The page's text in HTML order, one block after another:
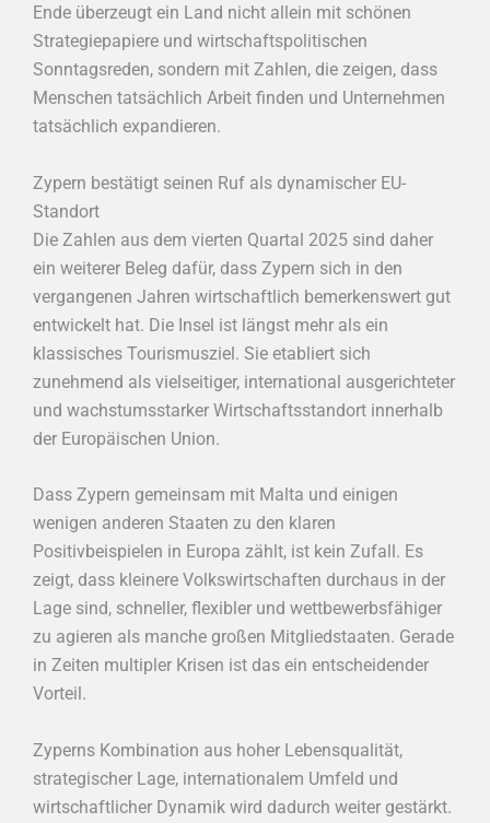
Ende überzeugt ein Land nicht allein mit schönen
Strategiepapiere und wirtschaftspolitischen
Sonntagsreden, sondern mit Zahlen, die zeigen, dass
Menschen tatsächlich Arbeit finden und Unternehmen
tatsächlich expandieren.
Zypern bestätigt seinen Ruf als dynamischer EU-
Standort
Die Zahlen aus dem vierten Quartal 2025 sind daher
ein weiterer Beleg dafür, dass Zypern sich in den
vergangenen Jahren wirtschaftlich bemerkenswert gut
entwickelt hat. Die Insel ist längst mehr als ein
klassisches Tourismusziel. Sie etabliert sich
zunehmend als vielseitiger, international ausgerichteter
und wachstumsstarker Wirtschaftsstandort innerhalb
der Europäischen Union.
Dass Zypern gemeinsam mit Malta und einigen
wenigen anderen Staaten zu den klaren
Positivbeispielen in Europa zählt, ist kein Zufall. Es
zeigt, dass kleinere Volkswirtschaften durchaus in der
Lage sind, schneller, flexibler und wettbewerbsfähiger
zu agieren als manche großen Mitgliedstaaten. Gerade
in Zeiten multipler Krisen ist das ein entscheidender
Vorteil.
Zyperns Kombination aus hoher Lebensqualität,
strategischer Lage, internationalem Umfeld und
wirtschaftlicher Dynamik wird dadurch weiter gestärkt.